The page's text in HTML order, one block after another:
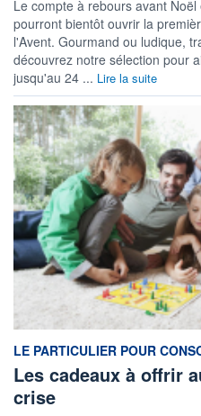
Le compte à rebours avant
pourront bientôt ouvrir la
l'Avent. Gourmand ou ludique,
découvrez notre sélection pour
jusqu'au 24 ... Lire la suite
information fournie par
LE PARTICULIER POUR
Les cadeaux à offrir
crise